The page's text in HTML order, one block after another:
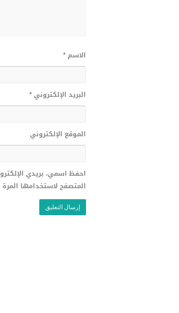
الاسم *
البريد الإلكتروني *
الموقع الإلكتروني
احفظ اسمي، بريدي
المتصفح لاستخدامها